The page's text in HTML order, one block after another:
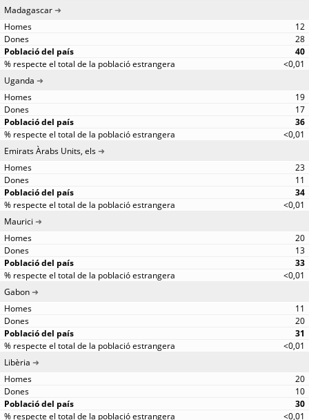
Madagascar
12
28
40
<0,01
Uganda
19
17
36
<0,01
Emirats Àrabs Units, els
23
11
34
<0,01
Maurici
20
13
33
<0,01
Gabon
11
20
31
<0,01
Libèria
20
10
30
<0,01